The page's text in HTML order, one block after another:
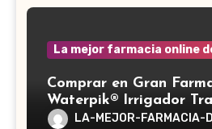
La mejor farmacia online
Comprar en Gran
Waterpik® Irrigador
LA-MEJOR-FARMACIA-